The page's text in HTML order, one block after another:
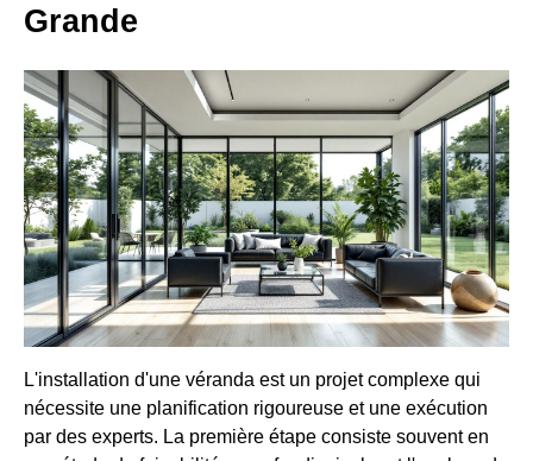
Grande
L'installation d'une véranda est un projet complexe qui
nécessite une planification rigoureuse et une exécution
par des experts. La première étape consiste souvent en